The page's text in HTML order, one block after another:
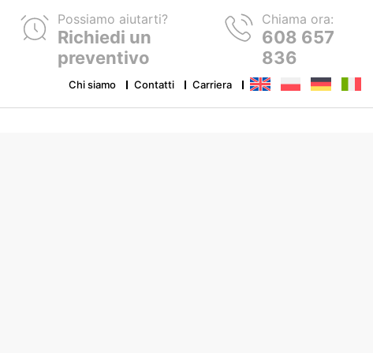
Possiamo aiutarti?
Richiedi un
preventivo
Chiama ora:
608 657
836
Chi siamo Contatti Carriera